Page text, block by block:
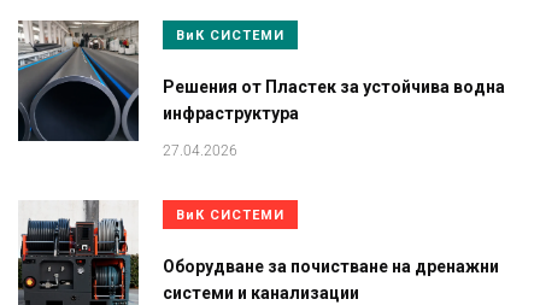
ВиК СИСТЕМИ
Решения от Пластек за устойчива водна
инфраструктура
27.04.2026
ВиК СИСТЕМИ
Оборудване за почистване на дренажни
системи и канализации